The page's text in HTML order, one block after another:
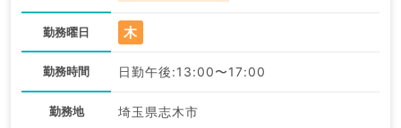
勤務曜日 木
勤務時間 日勤午後:13:00〜17:00
勤務地 埼玉県志木市